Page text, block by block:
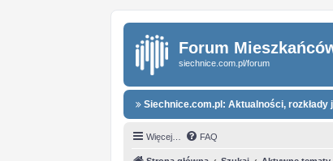
Forum
siechnice.com.pl/forum
Siechnice.com.pl: Aktualności, rozkłady
Więcej… FAQ